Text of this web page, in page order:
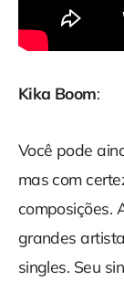
Kika Boom:
Você pode
mas com
composições.
grandes
singles. Seu